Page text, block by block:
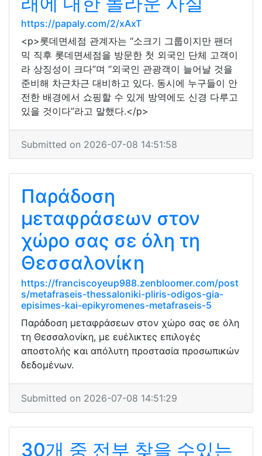
https://papaly.com/2/xAxT
<p>롯데면세점 관계자는 “소크기 그룹이지만 팬더
믹 직후 롯데면세점을 방문한 첫 외국인 단체 고객이
라 상징성이 크다”며 “외국인 관광객이 늘어날 것을
준비해 차근차근 대비하고 있다. 동시에 누구들이 안
전한 배경에서 쇼핑할 수 있게 방역에도 신경 다루고
있을 것이다”라고 말했다.</p>
Submitted on 2026-07-08 14:51:58
Παράδοση
μεταφράσεων στον
χώρο σας σε όλη τη
Θεσσαλονίκη
https://franciscoyeup988.zenbloomer.com/post
s/metafraseis-thessaloniki-pliris-odigos-gia-
episimes-kai-epikyromenes-metafraseis-5
Παράδοση μεταφράσεων στον χώρο σας σε όλη
τη Θεσσαλονίκη, με ευέλικτες επιλογές
αποστολής και απόλυτη προστασία προσωπικών
δεδομένων.
Submitted on 2026-07-08 14:51:29
30개 중 전부 찾을 수있는